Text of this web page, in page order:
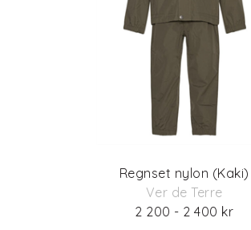
Regnset nylon (Kaki)
Ver de Terre
2 200 - 2 400 kr